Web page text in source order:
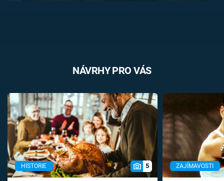
NÁVRHY PRO VÁS
HISTORIE 5 ZAJÍMAVOSTI